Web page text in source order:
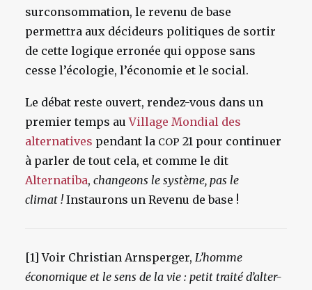
surconsommation, le revenu de base
permettra aux décideurs politiques de sortir
de cette logique erronée qui oppose sans
cesse l’écologie, l’économie et le social.
Le débat reste ouvert, rendez-vous dans un
premier temps auVillage Mondial des
alternatives pendant la COP 21 pour continuer
à parler de tout cela, et comme le dit
Alternatiba, changeons le système, pas le
climat ! Instaurons un Revenu de base !
[1]Voir Christian Arnsperger, L’homme
économique et le sens de la vie : petit traité d’alter-